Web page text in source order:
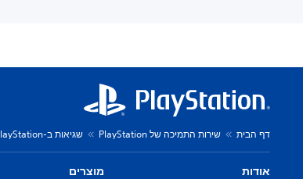
דף הבית שירות התמיכה של PlayStation שגיאות ב-PlayStation
אודות מוצרים